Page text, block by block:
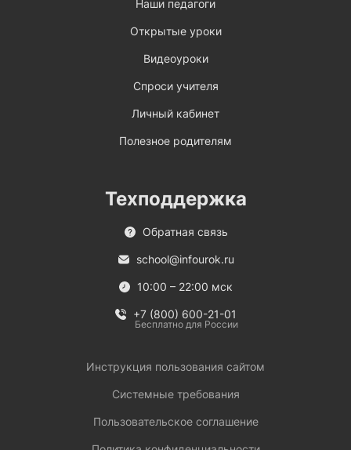
Наши педагоги
Открытые уроки
Видеоуроки
Спроси учителя
Личный кабинет
Полезное родителям
Техподдержка
Обратная связь
school@infourok.ru
10:00 – 22:00 мск
+7 (800) 600-21-01
Бесплатно для России
Инструкция пользования сайтом
Системные требования
Пользовательское соглашение